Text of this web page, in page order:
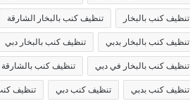
تنظيف كنب بالبخار تنظيف كنب بالبخار الشارقة
تنظيف كنب بالبخار بدبي تنظيف كنب بالبخار دبي
تنظيف كنب بالبخار في دبي تنظيف كنب بالشارقة
تنظيف كنب بدبي تنظيف كنب دبي تنظيف